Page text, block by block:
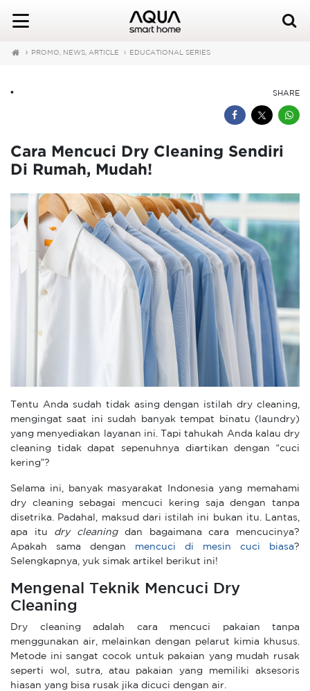
PROMO, NEWS, ARTICLE EDUCATIONAL SERIES
SHARE
•
Cara Mencuci Dry Cleaning Sendiri
Di Rumah, Mudah!
Tentu Anda sudah tidak asing dengan istilah dry cleaning,
mengingat saat ini sudah banyak tempat binatu (laundry)
yang menyediakan layanan ini. Tapi tahukah Anda kalau dry
cleaning tidak dapat sepenuhnya diartikan dengan “cuci
kering”?
Selama ini, banyak masyarakat Indonesia yang memahami
dry cleaning sebagai mencuci kering saja dengan tanpa
disetrika. Padahal, maksud dari istilah ini bukan itu. Lantas,
apa itu dry cleaning dan bagaimana cara mencucinya?
Apakah sama dengan mencuci di mesin cuci biasa?
Selengkapnya, yuk simak artikel berikut ini!
Mengenal Teknik Mencuci Dry
Cleaning
Dry cleaning adalah cara mencuci pakaian tanpa
menggunakan air, melainkan dengan pelarut kimia khusus.
Metode ini sangat cocok untuk pakaian yang mudah rusak
seperti wol, sutra, atau pakaian yang memiliki aksesoris
hiasan yang bisa rusak jika dicuci dengan air.